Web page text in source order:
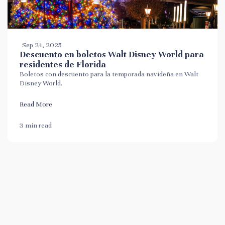
Sep 24, 2025
Descuento en boletos Walt Disney World para
residentes de Florida
Boletos con descuento para la temporada navideña en Walt
Disney World.
Read More
3 min read